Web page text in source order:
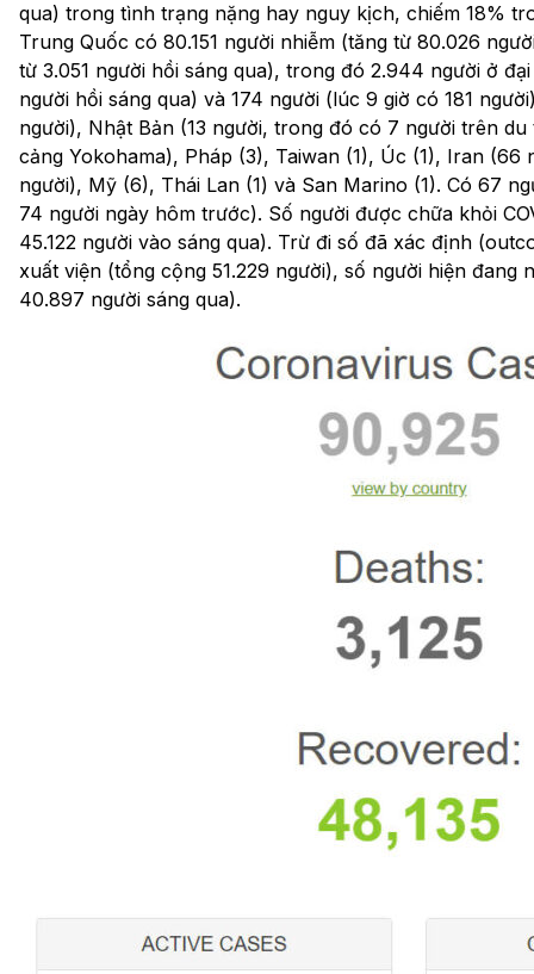
qua) trong tình trạng nặng hay nguy kịch, chiếm 18%
Trung Quốc có 80.151 người nhiễm (tăng từ 80.026
từ 3.051 người hồi sáng qua), trong đó 2.944 người ở
người hồi sáng qua) và 174 người (lúc 9 giờ có 181
người), Nhật Bản (13 người, trong đó có 7 người trên
cảng Yokohama), Pháp (3), Taiwan (1), Úc (1), Iran
người), Mỹ (6), Thái Lan (1) và San Marino (1). Có 67
74 người ngày hôm trước). Số người được chữa khỏi
45.122 người vào sáng qua). Trừ đi số đã xác định
xuất viện (tổng cộng 51.229 người), số người hiện đang
40.897 người sáng qua).